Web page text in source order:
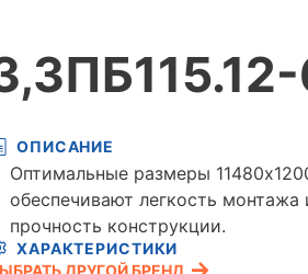
ОПИСАНИЕ
Оптимальные размеры
обеспечивают легкость
прочность конструкции.
ХАРАКТЕРИСТИКИ
ДРУГОЙ БРЕНД